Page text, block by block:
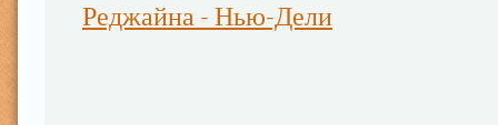
Реджайна - Нью-Дели